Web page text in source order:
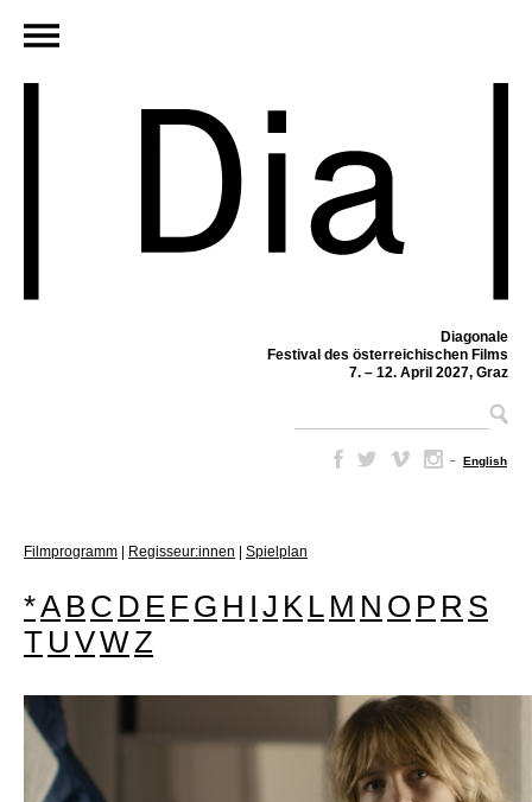
Diagonale
Festival des österreichischen Films
7. – 12. April 2027, Graz
– English
Filmprogramm Regisseur:innen Spielplan
*A B C D E F G H I J K L M N O P R S
T U VWZ